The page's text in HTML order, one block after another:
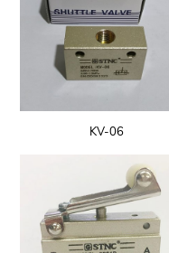
KV-06